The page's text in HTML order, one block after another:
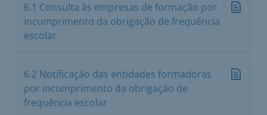
6.1 Consulta às empresas de formação por
incumprimento da obrigação de frequência
escolar
6.2 Notificação das entidades formadoras
por incumprimento da obrigação de
frequência escolar